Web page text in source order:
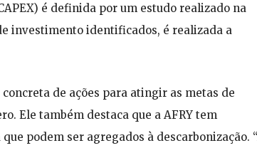
é definida por um estudo realizado na
investimento identificados, é realizada a
de ações para atingir as metas de
Ele também destaca que a AFRY tem
podem ser agregados à descarbonização.